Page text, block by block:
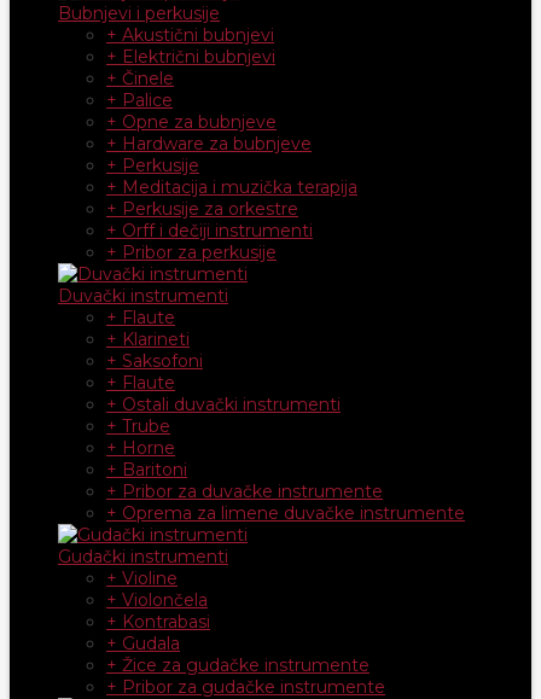
Bubnjevi i perkusije
+ Akustični bubnjevi
+ Električni bubnjevi
+ Činele
+ Palice
+ Opne za bubnjeve
+ Hardware za bubnjeve
+ Perkusije
+ Meditacija i muzička terapija
+ Perkusije za orkestre
+ Orff i dečiji instrumenti
+ Pribor za perkusije
Duvački instrumenti
+ Flaute
+ Klarineti
+ Saksofoni
+ Flaute
+ Ostali duvački instrumenti
+ Trube
+ Horne
+ Baritoni
+ Pribor za duvačke instrumente
+ Oprema za limene duvačke instrumente
Gudački instrumenti
+ Violine
+ Violončela
+ Kontrabasi
+ Gudala
+ Žice za gudačke instrumente
+ Pribor za gudačke instrumente